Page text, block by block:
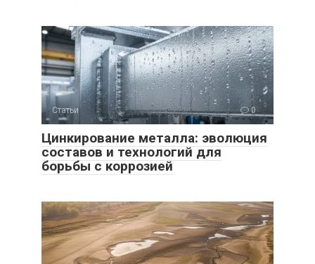
Статьи 0
Цинкирование металла: эволюция
составов и технологий для
борьбы с коррозией